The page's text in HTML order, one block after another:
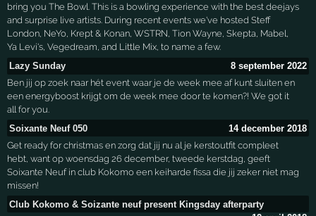
bring you The Bowl. This is a bowling experience with the best deejays
and surprise live artists. During recent events we've hosted Steff
London, NeYo, Krept & Konan, WSTRN, Tion Wayne, Skepta, Mabel,
Ya Levi's, Vegedream, and Little Mix, to name a few.
Lazy Sunday
8 september 2022
Ben jij op zoek naar hét event waar je de week mee af kunt sluiten en
een energyboost krijgt om de week mee door te komen?! We got it
all for you.
Soixante Neuf 050
14 december 2018
Get ready for christmas en zorg dat jij nu al je kerstoutfit compleet
hebt, want op woensdag 26 december, tweede kerstdag, geeft
Soixante Neuf in club Kokomo een keiharde fissa die jij zeker niet mag
missen!
Club Kokomo & Soizante neuf present Kingsday afterparty